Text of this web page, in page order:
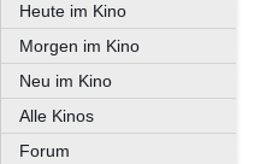
Heute im Kino
Morgen im Kino
Neu im Kino
Alle Kinos
Forum